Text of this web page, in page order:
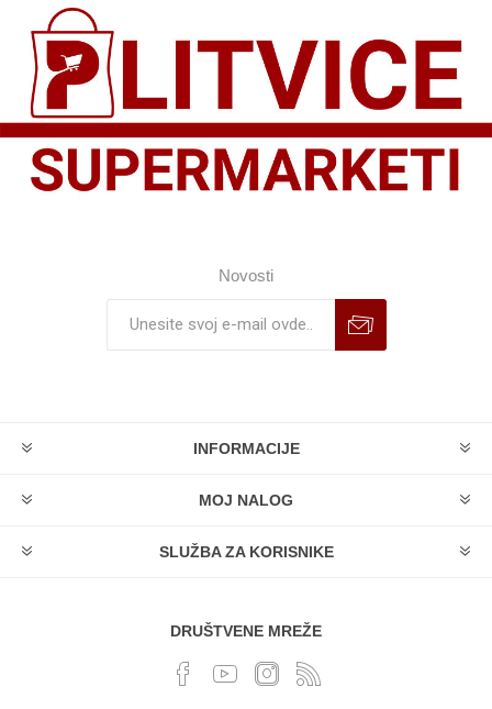
Novosti
INFORMACIJE
MOJ NALOG
SLUŽBA ZA KORISNIKE
DRUŠTVENE MREŽE